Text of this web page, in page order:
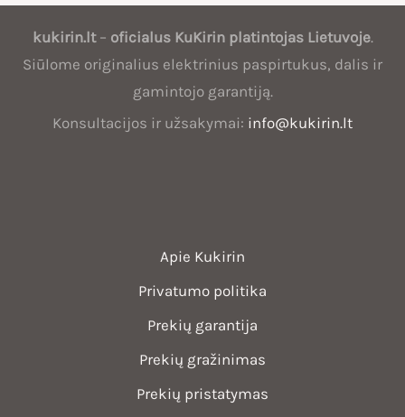
Oficialus
KuKirin
Lietuvoje
kukirin.lt– oficialus KuKirinplatintojas Lietuvoje.
Siūlome originalius elektrinius paspirtukus, dalis ir
gamintojo garantiją.
Konsultacijos ir užsakymai: info@kukirin.lt
Apie Kukirin
Privatumo politika
Prekių garantija
Prekių gražinimas
Prekių pristatymas